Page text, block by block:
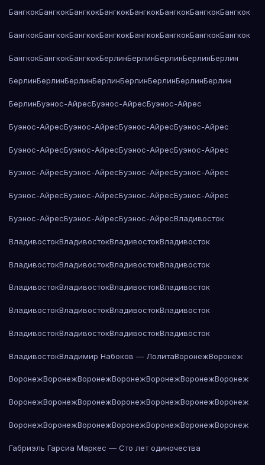
БангкокБангкокБангкокБангкокБангкокБангкокБангкокБангкок
БангкокБангкокБангкокБангкокБангкокБангкокБангкокБангкок
БангкокБангкокБангкокБерлинБерлинБерлинБерлинБерлин
БерлинБерлинБерлинБерлинБерлинБерлинБерлинБерлин
БерлинБуэнос-АйресБуэнос-АйресБуэнос-Айрес
Буэнос-АйресБуэнос-АйресБуэнос-АйресБуэнос-Айрес
Буэнос-АйресБуэнос-АйресБуэнос-АйресБуэнос-Айрес
Буэнос-АйресБуэнос-АйресБуэнос-АйресБуэнос-Айрес
Буэнос-АйресБуэнос-АйресБуэнос-АйресБуэнос-Айрес
Буэнос-АйресБуэнос-АйресБуэнос-АйресВладивосток
ВладивостокВладивостокВладивостокВладивосток
ВладивостокВладивостокВладивостокВладивосток
ВладивостокВладивостокВладивостокВладивосток
ВладивостокВладивостокВладивостокВладивосток
ВладивостокВладивостокВладивостокВладивосток
ВладивостокВладимир Набоков — ЛолитаВоронежВоронеж
ВоронежВоронежВоронежВоронежВоронежВоронежВоронеж
ВоронежВоронежВоронежВоронежВоронежВоронежВоронеж
ВоронежВоронежВоронежВоронежВоронежВоронежВоронеж
Габриэль Гарсиа Маркес — Сто лет одиночества